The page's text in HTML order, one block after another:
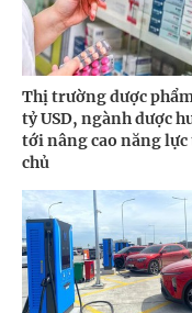
Thị trường dược
tỷ USD, ngành dược
tới nâng cao năng lực
chủ